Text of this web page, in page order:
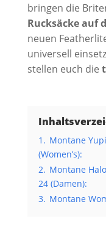
bringen die
Rucksäcke auf
neuen
universell
stellen euch die
1. Montane
(Women’s):
2. Montane
24 (Damen):
3. Montane